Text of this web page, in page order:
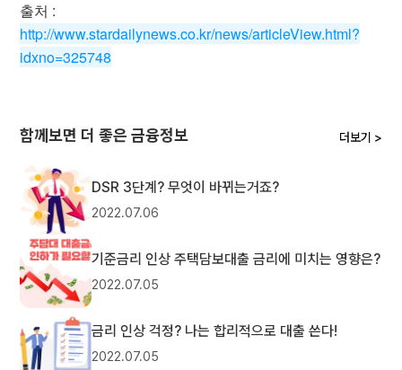
출처 :
http://www.stardailynews.co.kr/news/articleView.html?
idxno=325748
함께보면 더 좋은 금융정보 더보기 >
DSR 3단계? 무엇이 바뀌는거죠?
2022.07.06
기준금리 인상 주택담보대출 금리에 미치는 영향은?
2022.07.05
금리 인상 걱정? 나는 합리적으로 대출 쓴다!
2022.07.05